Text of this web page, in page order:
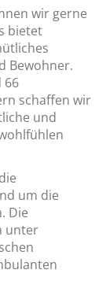
wir gerne
bietet
Bewohner.
66
schaffen wir
und
um die
Die
unter